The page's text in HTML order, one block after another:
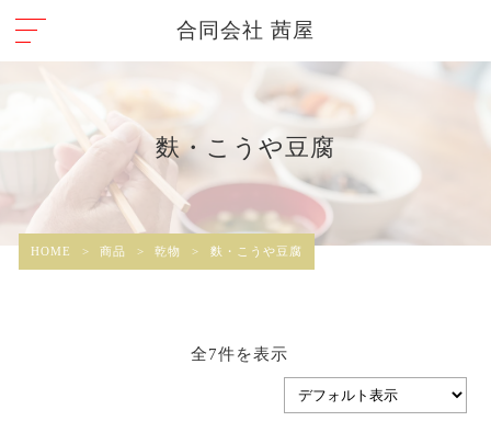
合同会社 茜屋
麩・こうや豆腐
HOME > 商品 > 乾物 > 麩・こうや豆腐
全7件を表示